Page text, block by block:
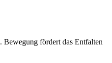
Bewegung fördert das Entfalten